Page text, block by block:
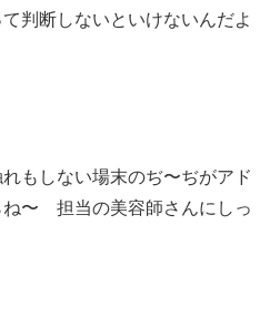
判断しないといけないんだよ
もしない場末のぢ〜ぢがアド
ね〜 担当の美容師さんにしっ